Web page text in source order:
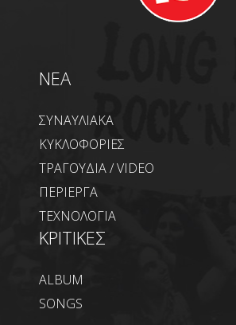
NEA
ΣΥΝΑΥΛΙΑΚΑ
ΚΥΚΛΟΦΟΡΙΕΣ
ΤΡΑΓΟΥΔΙΑ / VIDEO
ΠΕΡΙΕΡΓΑ
ΤΕΧΝΟΛΟΓΙΑ
ΚΡΙΤΙΚΕΣ
ALBUM
SONGS